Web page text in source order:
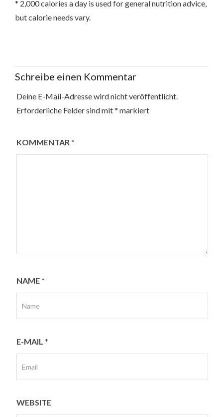
* 2,000 calories a day is used for general nutrition advice,
but calorie needs vary.
Schreibe einen Kommentar
Deine E-Mail-Adresse wird nicht veröffentlicht.
Erforderliche Felder sind mit* markiert
KOMMENTAR *
NAME *
E-MAIL *
WEBSITE